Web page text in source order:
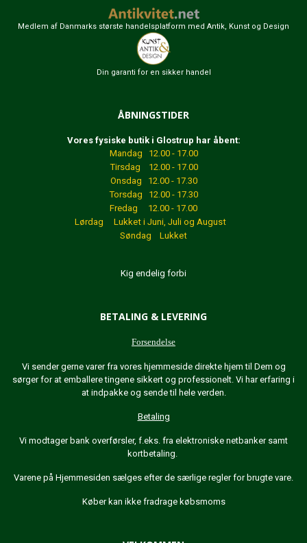
Medlem af Danmarks største handelsplatform med Antik, Kunst og Design
Din garanti for en sikker handel
ÅBNINGSTIDER
Vores fysiske butik i Glostrup har åbent:
Mandag 12.00 - 17.00
Tirsdag 12.00 - 17.00
Onsdag 12.00 - 17.30
Torsdag 12.00 - 17.30
Fredag 12.00 - 17.00
Lørdag Lukket i Juni, Juli og August
Søndag Lukket
Kig endelig forbi
BETALING & LEVERING
Forsendelse
Vi sender gerne varer fra vores hjemmeside direkte hjem til Dem og
sørger for at emballere tingene sikkert og professionelt. Vi har erfaring i
at indpakke og sende til hele verden.
Betaling
Vi modtager bank overførsler, f.eks. fra elektroniske netbanker samt
kortbetaling.
Varene på Hjemmesiden sælges efter de særlige regler for brugte vare.
Køber kan ikke fradrage købsmoms